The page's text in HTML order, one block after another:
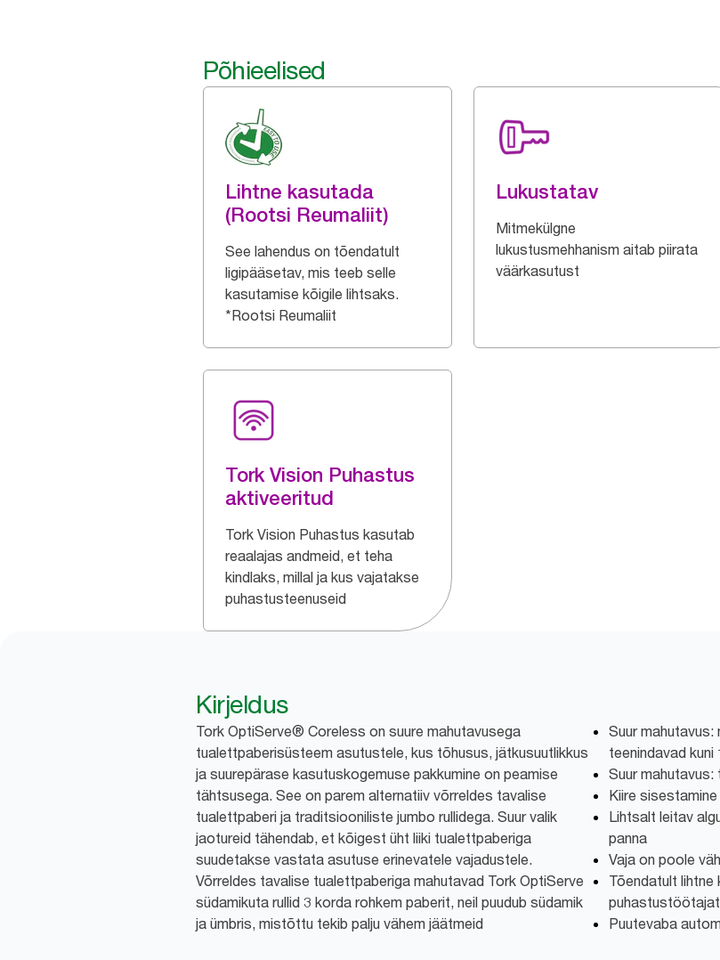
Põhieelised
Lihtne kasutada
(Rootsi Reumaliit)
See lahendus on tõendatult
ligipääsetav, mis teeb selle
kasutamise kõigile lihtsaks.
*Rootsi Reumaliit
Lukustatav
Mitmekülgne
lukustusmehhanism aitab piirata
väärkasutust
Tork Vision Puhastus
aktiveeritud
Tork Vision Puhastus kasutab
reaalajas andmeid, et teha
kindlaks, millal ja kus vajatakse
puhastusteenuseid
Kirjeldus
Tork OptiServe® Coreless on suure mahutavusega
tualettpaberisüsteem asutustele, kus tõhusus, jätkusuutlikkus
ja suurepärase kasutuskogemuse pakkumine on peamise
tähtsusega. See on parem alternatiiv võrreldes tavalise
tualettpaberi ja traditsiooniliste jumbo rullidega. Suur valik
jaotureid tähendab, et kõigest üht liiki tualettpaberiga
suudetakse vastata asutuse erinevatele vajadustele.
Võrreldes tavalise tualettpaberiga mahutavad Tork OptiServe
südamikuta rullid 3 korda rohkem paberit, neil puudub südamik
ja ümbris, mistõttu tekib palju vähem jäätmeid
Suur
teenindavad
Suur
Kiire sisestamine
Lihtsalt leitav
panna
Vaja on poole
Tõendatult lihtne
Puutevaba